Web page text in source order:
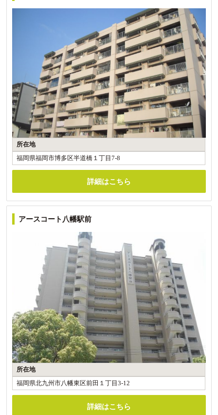
所在地
福岡県福岡市博多区半道橋１丁目7-8
詳細はこちら
アースコート八幡駅前
所在地
福岡県北九州市八幡東区前田１丁目3-12
詳細はこちら